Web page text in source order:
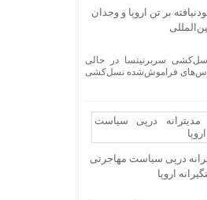
بر تن اروپا و وجدان
سربرنیتسا در حالی
درس‌های فراموش‌شده نسل‌کشی
درپی سیاست مهاجرتی
اروپا